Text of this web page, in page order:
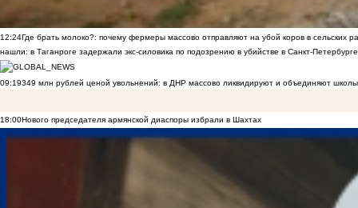
12:24Где брать молоко?: почему фермеры массово отправляют на убой коров в сельских
нашли: в Таганроге задержали экс-силовика по подозрению в убийстве в Санкт-Петербурге
09:19349 млн рублей ценой увольнений: в ДНР массово ликвидируют и объединяют
18:00Нового председателя армянской диаспоры избрали в Шахтах